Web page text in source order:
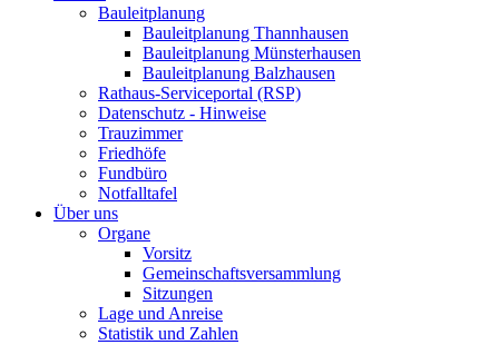
Bauleitplanung
Bauleitplanung Thannhausen
Bauleitplanung Münsterhausen
Bauleitplanung Balzhausen
Rathaus-Serviceportal (RSP)
Datenschutz - Hinweise
Trauzimmer
Friedhöfe
Fundbüro
Notfalltafel
Über uns
Organe
Vorsitz
Gemeinschaftsversammlung
Sitzungen
Lage und Anreise
Statistik und Zahlen